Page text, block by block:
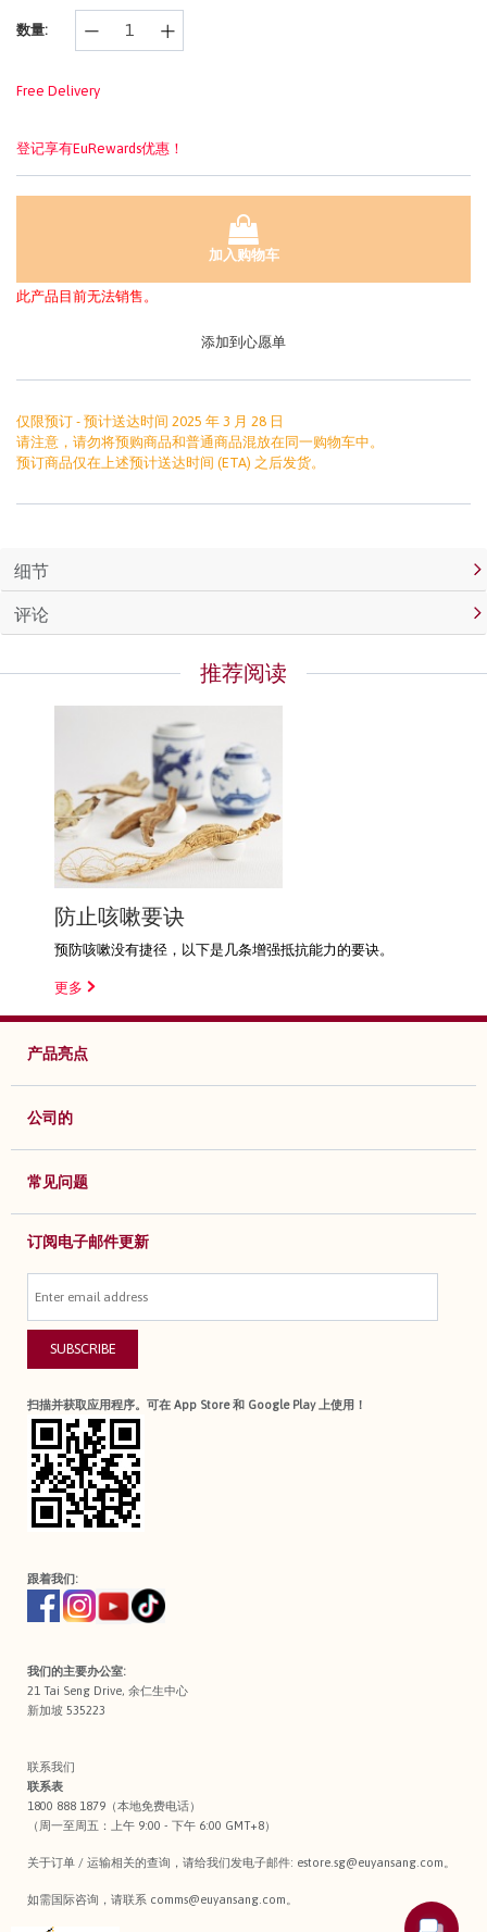
面
数量:
Free Delivery
登记享有EuRewards优惠！
加入购物车
此产品目前无法销售。
添加到心愿单
仅限预订 - 预计送达时间 2025 年 3 月 28 日
请注意，请勿将预购商品和普通商品混放在同一购物车中。
预订商品仅在上述预计送达时间 (ETA) 之后发货。
细节
评论
推荐阅读
防止咳嗽要诀
预防咳嗽没有捷径，以下是几条增强抵抗能力的要诀。
更多
产品亮点
公司的
常见问题
订阅电子邮件更新
SUBSCRIBE
扫描并获取应用程序。可在 App Store 和 Google Play 上使用！
跟着我们:
我们的主要办公室:
21 Tai Seng Drive, 余仁生中心
新加坡 535223
联系我们
联系表
1800 888 1879（本地免费电话）
（周一至周五：上午 9:00 - 下午 6:00 GMT+8）
关于订单 / 运输相关的查询，请给我们发电子邮件: estore.sg@euyansang.com
如需国际咨询，请联系 comms@euyansang.com